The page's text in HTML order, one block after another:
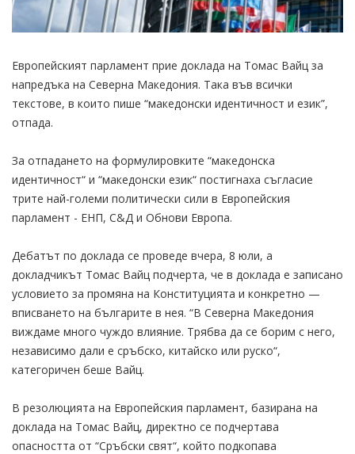
Европейският парламент прие доклада на Томас Вайц за
напредъка на Северна Македония. Така във всички
текстове, в които пише “македонски идентичност и език”,
отпада.
За отпадането на формулировките “македонска
идентичност“ и “македонски език“ постигнаха съгласие
трите най-големи политически сили в Европейския
парламент - ЕНП, С&Д и Обнови Европа.
Дебатът по доклада се проведе вчера, 8 юли, а
докладчикът Томас Вайц подчерта, че в доклада е записано
условието за промяна на Конституцията и конкретно —
вписването на българите в нея. “В Северна Македония
виждаме много чуждо влияние. Трябва да се борим с него,
независимо дали е сръбско, китайско или руско“,
категоричен беше Вайц.
В резолюцията на Европейския парламент, базирана на
доклада на Томас Вайц, директно се подчертава
опасността от “Сръбски свят“, който подкопава